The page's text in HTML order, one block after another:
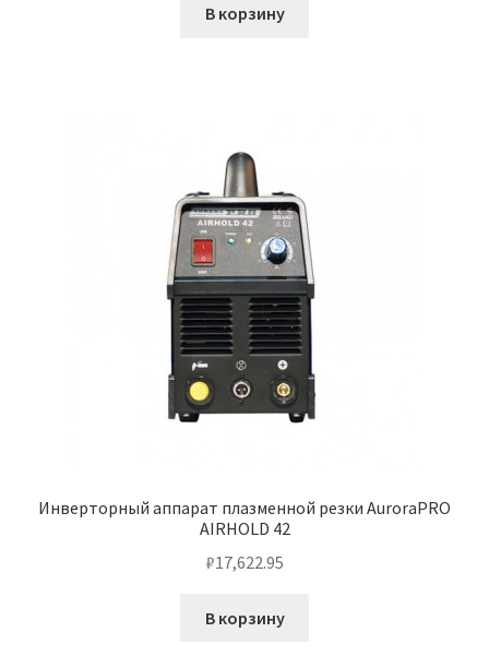
В корзину
Инверторный аппарат плазменной резки AuroraPRO
AIRHOLD 42
₽17,622.95
В корзину